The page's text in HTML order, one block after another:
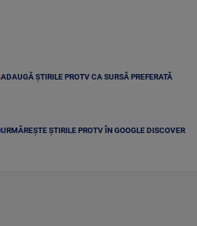
ADAUGĂ ȘTIRILE PROTV CA SURSĂ PREFERATĂ
URMĂREȘTE ȘTIRILE PROTV ÎN GOOGLE DISCOVER